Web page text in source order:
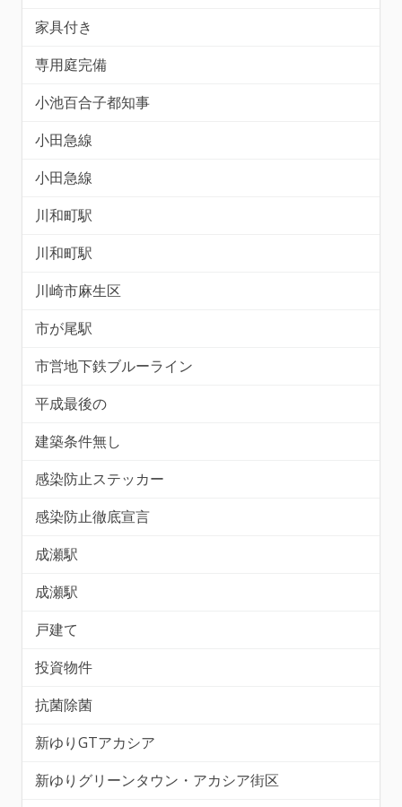
家具付き
専用庭完備
小池百合子都知事
小田急線
小田急線
川和町駅
川和町駅
川崎市麻生区
市が尾駅
市営地下鉄ブルーライン
平成最後の
建築条件無し
感染防止ステッカー
感染防止徹底宣言
成瀬駅
成瀬駅
戸建て
投資物件
抗菌除菌
新ゆりGTアカシア
新ゆりグリーンタウン・アカシア街区